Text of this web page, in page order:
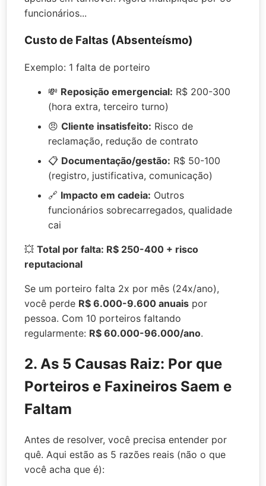
funcionários...
Custo de Faltas (Absenteísmo)
Exemplo: 1 falta de porteiro
💸 Reposição emergencial: R$ 200-300
(hora extra, terceiro turno)
😠 Cliente insatisfeito: Risco de
reclamação, redução de contrato
📋 Documentação/gestão: R$ 50-100
(registro, justificativa, comunicação)
🔗 Impacto em cadeia: Outros
funcionários sobrecarregados, qualidade
cai
💥 Total por falta: R$ 250-400 + risco
reputacional
Se um porteiro falta 2x por mês (24x/ano),
você perde R$ 6.000-9.600 anuais por
pessoa. Com 10 porteiros faltando
regularmente: R$ 60.000-96.000/ano.
2. As 5 Causas Raiz: Por que
Porteiros e Faxineiros Saem e
Faltam
Antes de resolver, você precisa entender por
quê. Aqui estão as 5 razões reais (não o que
você acha que é):